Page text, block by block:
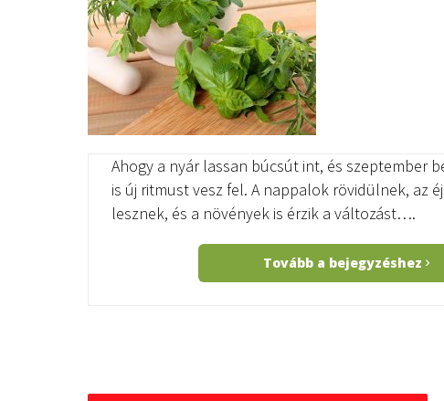
Ahogy a nyár lassan búcsút int, és szeptember
is új ritmust vesz fel. A nappalok rövidülnek, az
lesznek, és a növények is érzik a változást….
Tovább a bejegyzéshez